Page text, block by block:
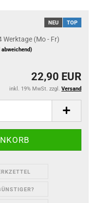
NEU TOP
Werktage (Mo - Fr)
abweichend)
22,90 EUR
inkl. 19% MwSt. zzgl. Versand